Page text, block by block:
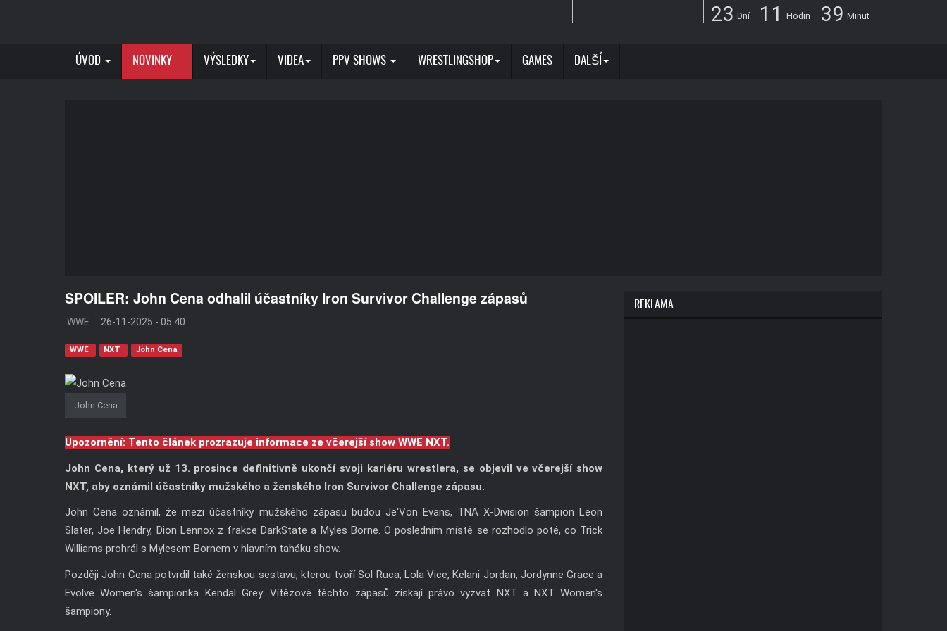
23 Dní 1 1 Hodin 39 Minut
ÚVOD NOVINKY VÝSLEDKY VIDEA PPV SHOWS WRESTLINGSHOP GAMES DALŠÍ
SPOILER: John Cena odhalil účastníky Iron Survivor Challenge zápasů
WWE 26-11-2025 - 05:40
WWE NXT John Cena
John Cena
Upozornění: Tento článek prozrazuje informace ze včerejší show WWE NXT.
John Cena, který už 13. prosince definitivně ukončí svoji kariéru wrestlera, se objevil ve včerejší show
NXT, aby oznámil účastníky mužského a ženského Iron Survivor Challenge zápasu.
John Cena oznámil, že mezi účastníky mužského zápasu budou Je'Von Evans, TNA X-Division šampion Leon
Slater, Joe Hendry, Dion Lennox z frakce DarkState a Myles Borne. O posledním místě se rozhodlo poté, co Trick
Williams prohrál s Mylesem Bornem v hlavním taháku show.
Později John Cena potvrdil také ženskou sestavu, kterou tvoří Sol Ruca, Lola Vice, Kelani Jordan, Jordynne Grace a
Evolve Women's šampionka Kendal Grey. Vítězové těchto zápasů získají právo vyzvat NXT a NXT Women's
šampiony.
REKLAMA